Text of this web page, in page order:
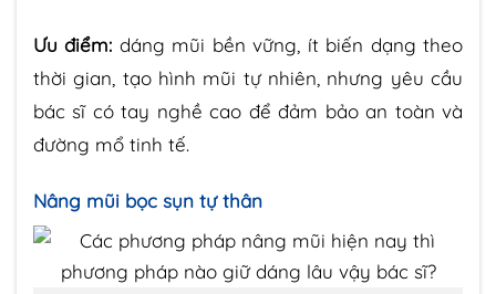
Ưu điểm: dáng mũi bền vững, ít biến dạng theo
thời gian, tạo hình mũi tự nhiên, nhưng yêu cầu
bác sĩ có tay nghề cao để đảm bảo an toàn và
đường mổ tinh tế.
Nâng mũi bọc sụn tự thân